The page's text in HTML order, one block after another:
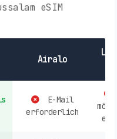
eSIM
Airalo
E-Mail
erforderlich